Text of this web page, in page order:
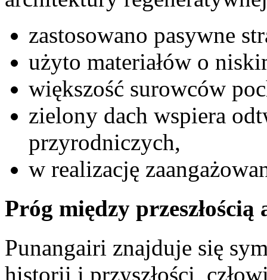
zastosowano pasywne
użyto materiałów o
większość surowców
zielony dach wspiera
przyrodniczych,
w realizację
Próg między przeszłością
Punangairi znajduje się
historii i przyszłości,